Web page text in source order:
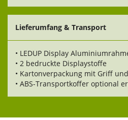
Lieferumfang & Transport
• LEDUP Display
• 2 bedruckte Displaystoffe
• Kartonverpackung mit Griff
• ABS-Transportkoffer optional